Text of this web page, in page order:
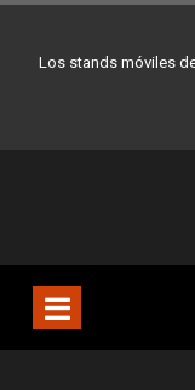
a Villa Devoto La Ciudad